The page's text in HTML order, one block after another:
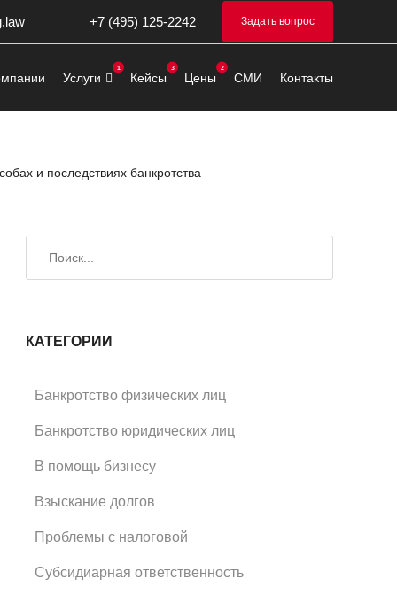
+7 (495) 125-2242 Задать вопрос
Услуги Кейсы Цены СМИ Контакты
и последствиях банкротства
КАТЕГОРИИ
Банкротство физических лиц
Банкротство юридических лиц
В помощь бизнесу
Взыскание долгов
Проблемы с налоговой
Субсидиарная ответственность